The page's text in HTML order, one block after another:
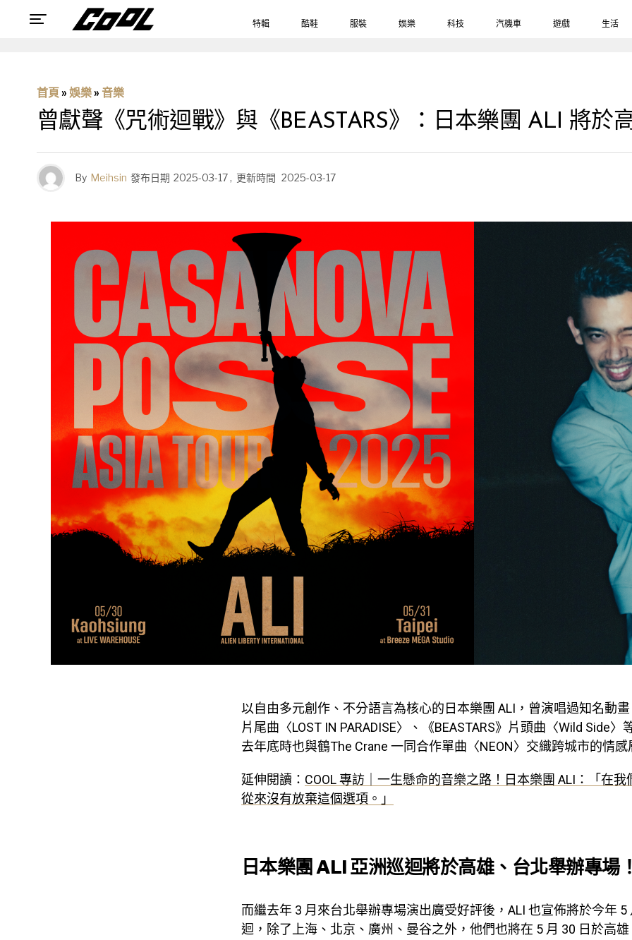
特輯 酷鞋 服裝 娛樂 科技 汽機車 遊戲 生活
首頁 » 娛樂 » 音樂
曾獻聲《咒術迴戰》與《BEASTARS》：日本樂團 ALI 將於
By Meihsin 發布日期 2025-03-17, 更新時間 2025-03-17
以自由多元創作、不分語言為核心的日本樂團 ALI，曾演唱過知名動畫
片尾曲〈LOST IN PARADISE〉、《BEASTARS》片頭曲〈Wild Side〉
去年底時也與鶴The Crane 一同合作單曲〈NEON〉交織跨城市的情感
延伸閱讀： COOL 專訪｜一生懸命的音樂之路！日本樂團 ALI：「在我
從來沒有放棄這個選項。」
日本樂團 ALI 亞洲巡迴將於高雄、台北舉辦專場！
而繼去年 3 月來台北舉辦專場演出廣受好評後，ALI 也宣佈將於今年 5
迴，除了上海、北京、廣州、曼谷之外，他們也將在 5 月 30 日於高雄